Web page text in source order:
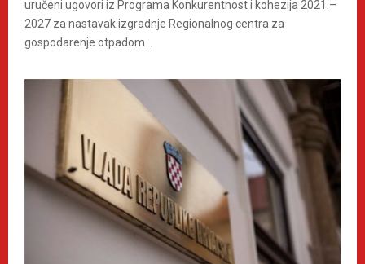
uručeni ugovori iz Programa Konkurentnost i kohezija 2021.–
2027 za nastavak izgradnje Regionalnog centra za
gospodarenje otpadom...